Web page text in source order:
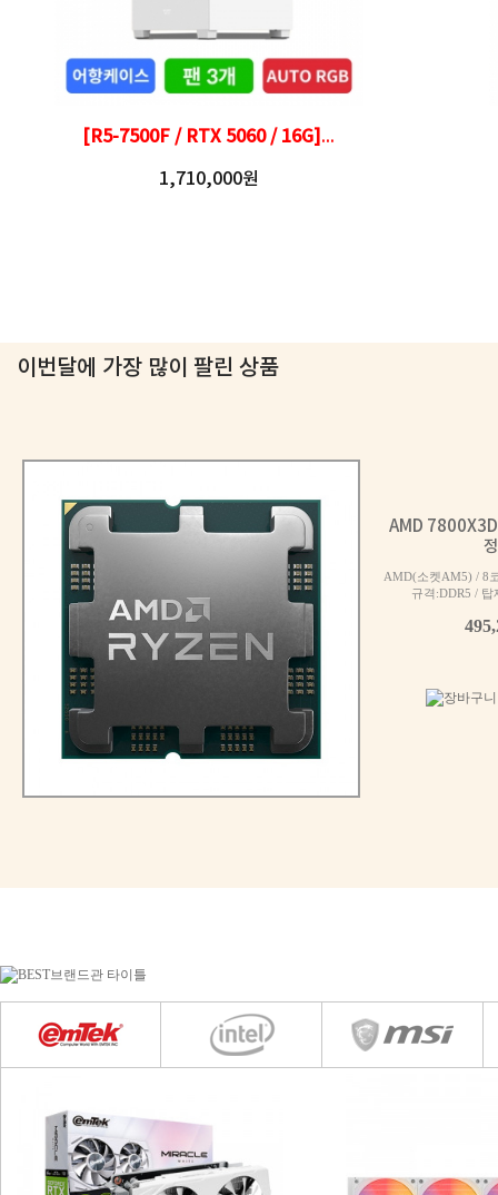
[R5-7500F / RTX 5060 / 16G] ...
1,710,000원
이번달에 가장 많이 팔린 상품
AMD
AMD(소켓AM5) / 8
규격:DDR5 /
멈추지 않는 강력한 힘 | i7 14700F + RTX 5060 + Antec